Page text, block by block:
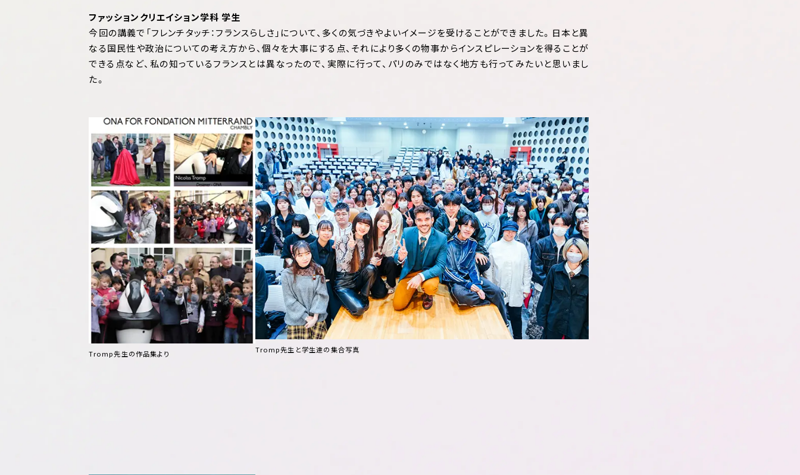
ファッションクリエイション学科 学生
今回の講義で「フレンチタッチ：フランスらしさ」について、多くの気づきやよいイメージを受けることができました。日本と異
なる国民性や政治についての考え方から、個々を大事にする点、それにより多くの物事からインスピレーションを得ることが
できる点など、私の知っているフランスとは異なったので、実際に行って、パリのみではなく地方も行ってみたいと思いまし
た。
Tromp先生の作品集より Tromp先生と学生達の集合写真